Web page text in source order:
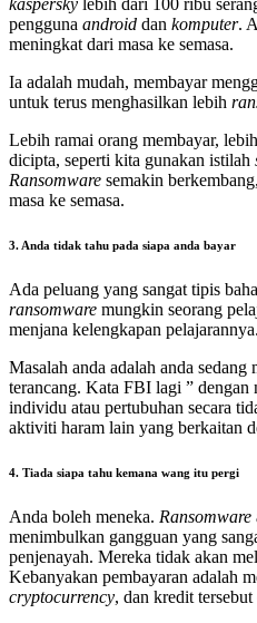
pengguna android dan komputer.
meningkat dari masa ke semasa.
Ia adalah mudah, membayar
untuk terus menghasilkan lebih
Lebih ramai orang membayar,
dicipta, seperti kita gunakan istilah
Ransomware semakin
masa ke semasa.
3. Anda tidak tahu pada siapa anda bayar
Ada peluang yang sangat tipis
ransomware mungkin seorang
menjana kelengkapan
Masalah anda adalah anda sedang
terancang. Kata FBI lagi ” dengan
individu atau pertubuhan secara
aktiviti haram lain yang berkaitan
4. Tiada siapa tahu kemana wang itu pergi
Anda boleh meneka. Ransomware
menimbulkan gangguan yang
penjenayah. Mereka tidak akan
Kebanyakan pembayaran adalah
cryptocurrency, dan kredit